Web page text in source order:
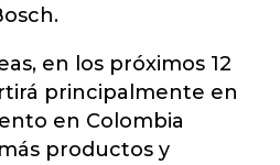
en los próximos 12
principalmente en
en Colombia
productos y